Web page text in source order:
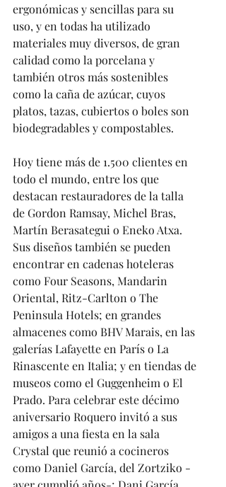
ergonómicas y sencillas para su
uso, y en todas ha utilizado
materiales muy diversos, de gran
calidad como la porcelana y
también otros más sostenibles
como la caña de azúcar, cuyos
platos, tazas, cubiertos o boles son
biodegradables y compostables.
Hoy tiene más de 1.500 clientes en
todo el mundo, entre los que
destacan restauradores de la talla
de Gordon Ramsay, Michel Bras,
Martín Berasategui o Eneko Atxa.
Sus diseños también se pueden
encontrar en cadenas hoteleras
como Four Seasons, Mandarin
Oriental, Ritz-Carlton o The
Peninsula Hotels; en grandes
almacenes como BHV Marais, en las
galerías Lafayette en París o La
Rinascente en Italia; y en tiendas de
museos como el Guggenheim o El
Prado. Para celebrar este décimo
aniversario Roquero invitó a sus
amigos a una fiesta en la sala
Crystal que reunió a cocineros
como Daniel García, del Zortziko -